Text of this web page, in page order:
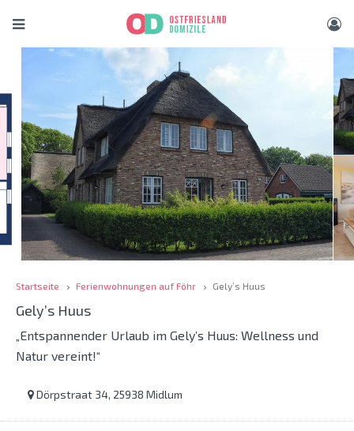
Startseite Ferienwohnungen auf Föhr Gely’s Huus
Gely’s Huus
„Entspannender Urlaub im Gely’s Huus: Wellness und
Natur vereint!“
Dörpstraat 34, 25938 Midlum